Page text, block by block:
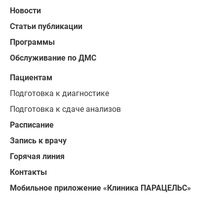
Новости
Статьи публикации
Программы
Обслуживание по ДМС
Пациентам
Подготовка к диагностике
Подготовка к сдаче анализов
Расписание
Запись к врачу
Горячая линия
Контакты
Мобильное приложение «Клиника ПАРАЦЕЛЬС»